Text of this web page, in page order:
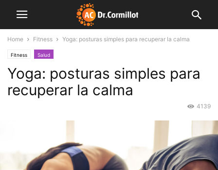
Home Fitness Yoga: posturas simples para recuperar la calma
Fitness Salud
Yoga: posturas simples para
recuperar la calma
4139